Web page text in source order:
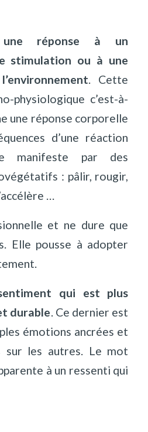
une réponse à un
stimulation ou à une
. Cette
physiologique c’est-à-
une réponse corporelle
d’une réaction
manifeste par des
: pâlir, rougir,
…
et ne dure que
Elle pousse à adopter
qui est plus
durable . Ce dernier est
émotions ancrées et
sur les autres. Le mot
à un ressenti qui